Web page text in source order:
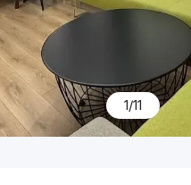
1/11